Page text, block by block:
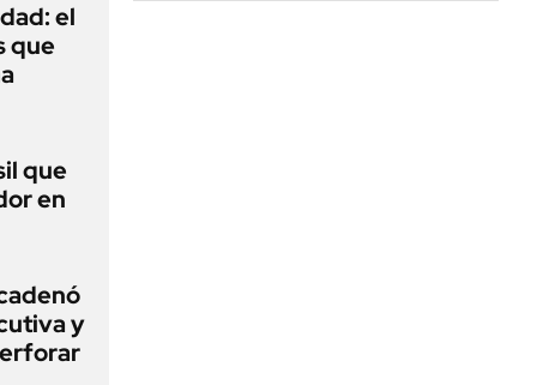
el
que
que
en
y